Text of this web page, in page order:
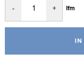
lfm
IN